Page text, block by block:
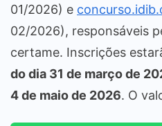
01/2026) e
02/2026), responsáveis
certame. Inscrições
do dia 31 de março de
4 de maio de 2026. O